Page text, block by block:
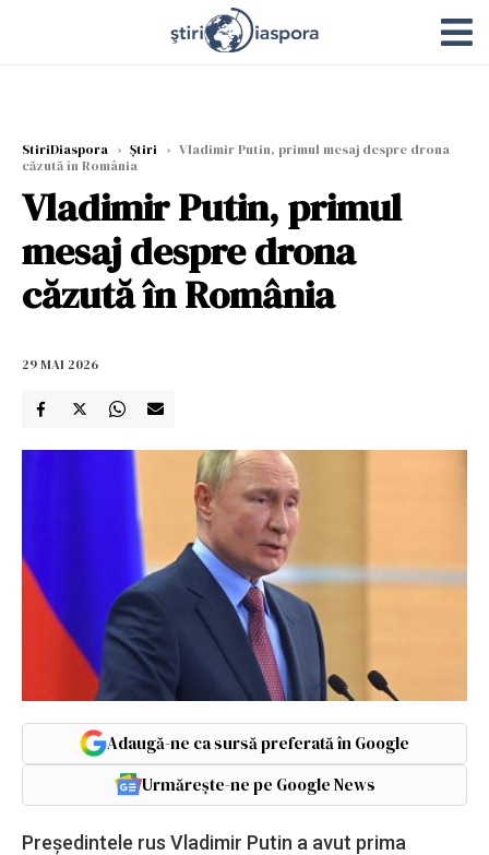
StiriDiaspora › Știri › Vladimir Putin, primul mesaj despre drona
căzută în România
Vladimir Putin, primul
mesaj despre drona
căzută în România
29 MAI 2026
Adaugă-ne ca sursă preferată în Google
Urmărește-ne pe Google News
Președintele rus Vladimir Putin a avut prima